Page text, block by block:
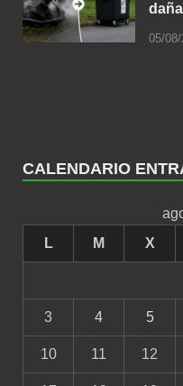
05/
CALENDARIO
L
M X
3 4 5
10 11 12